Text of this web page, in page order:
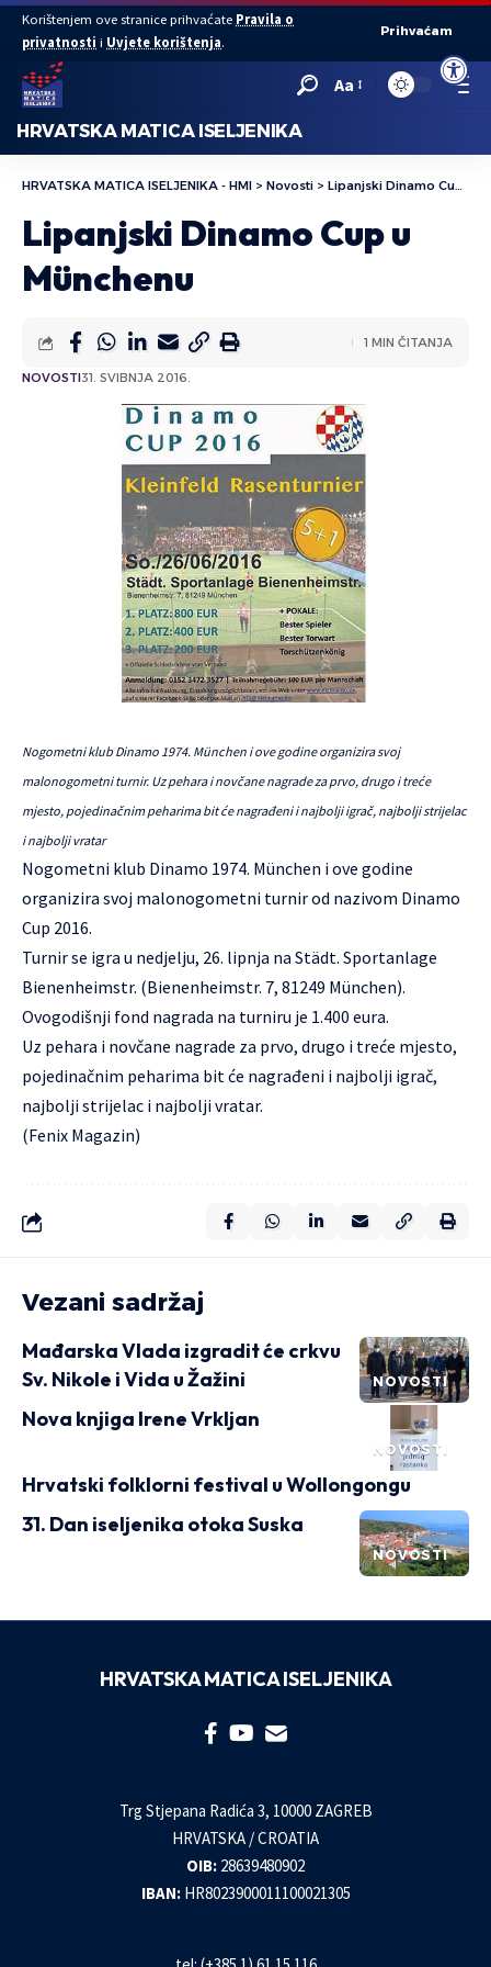
Open
Korištenjem ove stranice prihvaćate Pravila o
privatnosti i Uvjete korištenja.
Prihvaćam
Aa
HRVATSKA MATICA ISELJENIKA
HRVATSKA MATICA ISELJENIKA - HMI > Novosti > Lipanjski Dinamo Cup u Münchenu
Lipanjski Dinamo Cup u
Münchenu
NOVOSTI31. SVIBNJA 2016.
1 MIN ČITANJA
Nogometni klub Dinamo 1974. München i ove godine organizira svoj
malonogometni turnir. Uz pehara i novčane nagrade za prvo, drugo i treće
mjesto, pojedinačnim peharima bit će nagrađeni i najbolji igrač, najbolji strijelac
i najbolji vratar
Nogometni klub Dinamo 1974. München i ove godine
organizira svoj malonogometni turnir od nazivom Dinamo
Cup 2016.
Turnir se igra u nedjelju, 26. lipnja na Städt. Sportanlage
Bienenheimstr. (Bienenheimstr. 7, 81249 München).
Ovogodišnji fond nagrada na turniru je 1.400 eura.
Uz pehara i novčane nagrade za prvo, drugo i treće mjesto,
pojedinačnim peharima bit će nagrađeni i najbolji igrač,
najbolji strijelac i najbolji vratar.
(Fenix Magazin)
Vezani sadržaj
NOVOSTI
Mađarska Vlada izgradit će crkvu
Sv. Nikole i Vida u Žažini
NOVOSTI
Nova knjiga Irene Vrkljan
Hrvatski folklorni festival u Wollongongu
NOVOSTI
31. Dan iseljenika otoka Suska
HRVATSKA MATICA ISELJENIKA
Trg Stjepana Radića 3, 10000 ZAGREB
HRVATSKA / CROATIA
OIB: 28639480902
IBAN: HR8023900011100021305